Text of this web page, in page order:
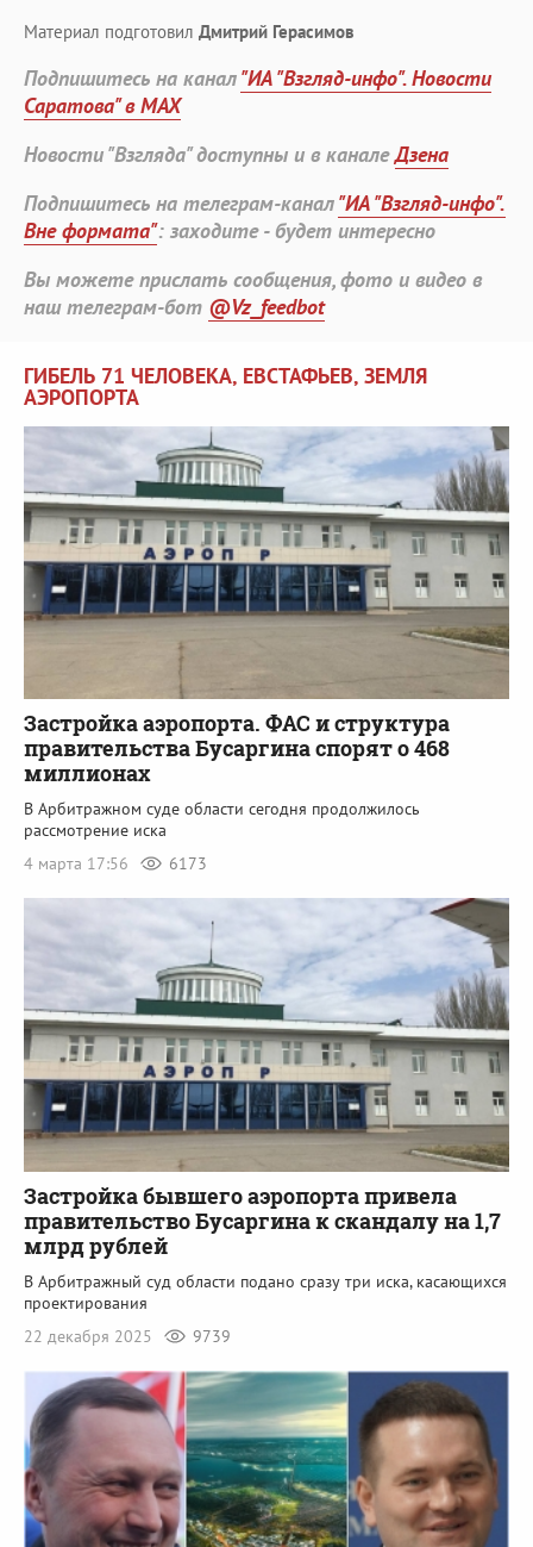
Материал подготовил Дмитрий Герасимов
Подпишитесь на канал"ИА "Взгляд-инфо". Новости
Саратова" в MAX
Новости "Взгляда" доступны и в каналеДзена
Подпишитесь на телеграм-канал"ИА "Взгляд-инфо".
Вне формата": заходите - будет интересно
Вы можете прислать сообщения, фото и видео в
наш телеграм-бот @Vz_feedbot
ГИБЕЛЬ 71 ЧЕЛОВЕКА, ЕВСТАФЬЕВ, ЗЕМЛЯ
АЭРОПОРТА
Застройка аэропорта. ФАС и структура
правительства Бусаргина спорят о 468
миллионах
В Арбитражном суде области сегодня продолжилось
рассмотрение иска
4 марта 17:56
6173
Застройка бывшего аэропорта привела
правительство Бусаргина к скандалу на 1,7
млрд рублей
В Арбитражный суд области подано сразу три иска, касающихся
проектирования
22 декабря 2025
9739